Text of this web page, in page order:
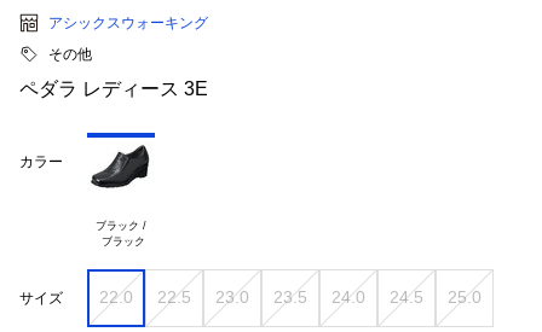
アシックスウォーキング
その他
ペダラ レディース 3E
カラー
ブラック /
サイズ 22.0 22.5 23.0 23.5 24.0 24.5 25.0